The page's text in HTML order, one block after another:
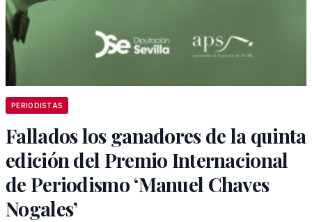
PERIODISTAS
Fallados los ganadores de la quinta
edición del Premio Internacional
de Periodismo ‘Manuel Chaves
Nogales’